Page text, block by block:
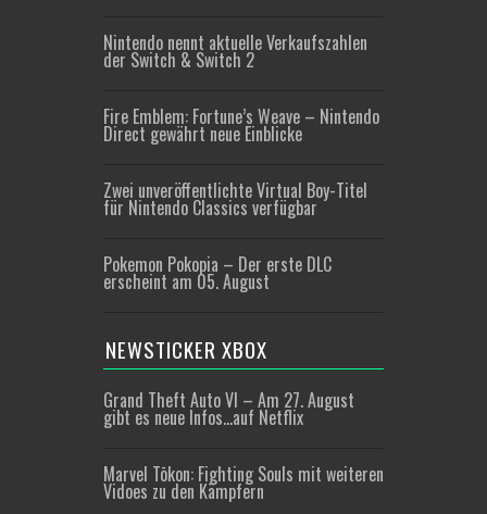
Nintendo nennt aktuelle Verkaufszahlen
der Switch & Switch 2
Fire Emblem: Fortune’s Weave – Nintendo
Direct gewährt neue Einblicke
Zwei unveröffentlichte Virtual Boy-Titel
für Nintendo Classics verfügbar
Pokemon Pokopia – Der erste DLC
erscheint am 05. August
NEWSTICKER XBOX
Grand Theft Auto VI – Am 27. August
gibt es neue Infos…auf Netflix
Marvel Tōkon: Fighting Souls mit weiteren
Vidoes zu den Kämpfern